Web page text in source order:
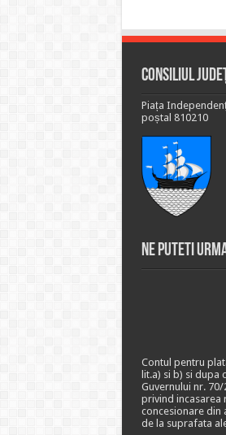
Consiliul
Piața
poștal 810210
Ne puteti
Contul pentru
lit.a) si b) si dupa
Guvernului nr.
privind incasarea
concesionare din
de la suprafata